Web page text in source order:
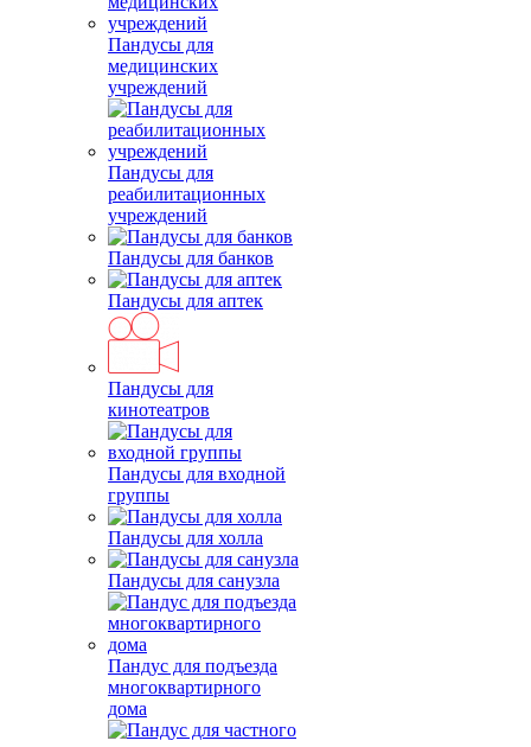
Пандусы для
медицинских
учреждений
Пандусы для
реабилитационных
учреждений
Пандусы для банков
Пандусы для аптек
Пандусы для
кинотеатров
Пандусы для входной
группы
Пандусы для холла
Пандусы для санузла
Пандус для подъезда
многоквартирного
дома